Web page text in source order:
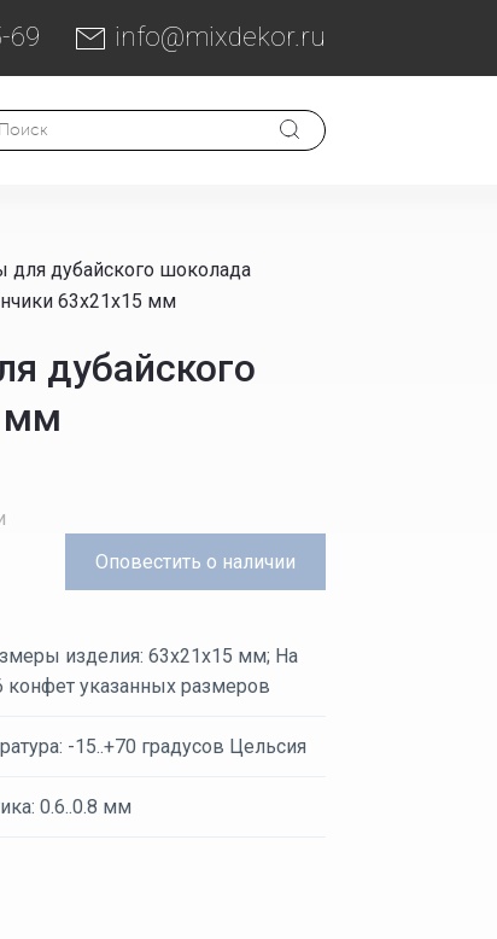
69 info@mixdekor.ru
дубайского шоколада
63x21x15 мм
дубайского
мм
Оповестить о наличии
изделия: 63x21x15 мм; На
указанных размеров
-15..+70 градусов Цельсия
0.6..0.8 мм